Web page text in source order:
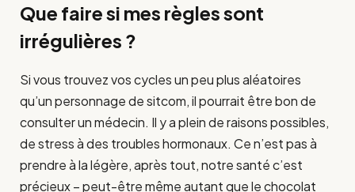
Que faire si mes règles sont
irrégulières ?
Si vous trouvez vos cycles un peu plus aléatoires
qu’un personnage de sitcom, il pourrait être bon de
consulter un médecin. Il y a plein de raisons possibles,
de stress à des troubles hormonaux. Ce n’est pas à
prendre à la légère, après tout, notre santé c’est
précieux – peut-être même autant que le chocolat